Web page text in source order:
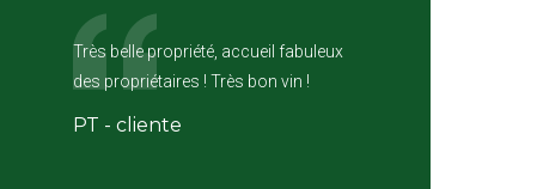
Très belle propriété, accueil fabuleux
des propriétaires ! Très bon vin !
PT - cliente